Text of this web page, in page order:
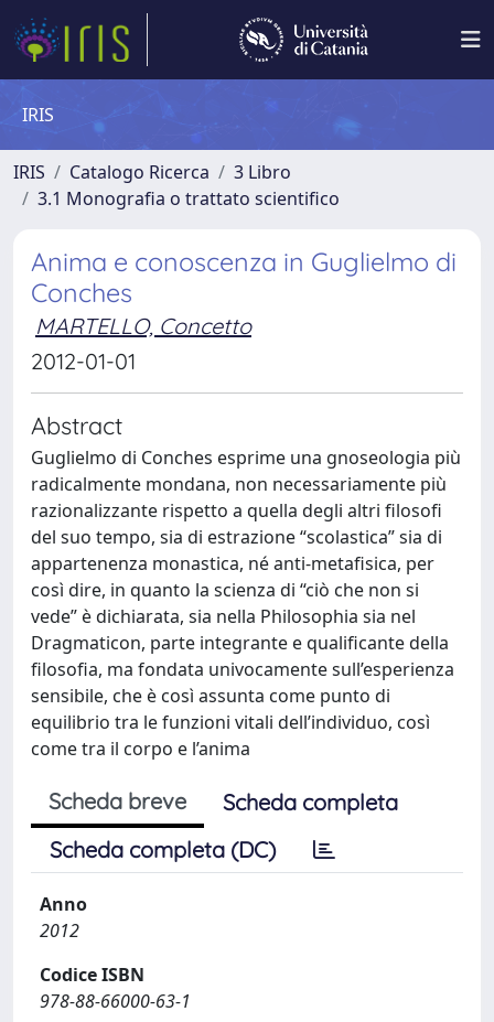
IRIS
IRIS Catalogo Ricerca
3 Libro
3.1 Monografia o trattato scientifico
Anima e conoscenza in Guglielmo di
Conches
MARTELLO, Concetto
2012-01-01
Abstract
Guglielmo di Conches esprime una gnoseologia più
radicalmente mondana, non necessariamente più
razionalizzante rispetto a quella degli altri filosofi
del suo tempo, sia di estrazione “scolastica” sia di
appartenenza monastica, né anti-metafisica, per
così dire, in quanto la scienza di “ciò che non si
vede” è dichiarata, sia nella Philosophia sia nel
Dragmaticon, parte integrante e qualificante della
filosofia, ma fondata univocamente sull’esperienza
sensibile, che è così assunta come punto di
equilibrio tra le funzioni vitali dell’individuo, così
come tra il corpo e l’anima
Scheda breve
Scheda completa
Scheda completa (DC)
Anno
2012
Codice ISBN
978-88-66000-63-1